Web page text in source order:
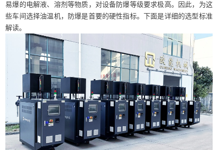
易爆的电解液、溶剂等物质，对设备防爆等级要求极高。因此，为这
些车间选择油温机，防爆是首要的硬性指标。下面是详细的选型标准
解读。